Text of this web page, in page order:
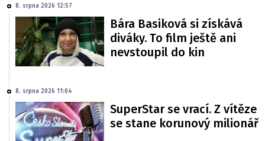
8. srpna 2026 12:57
Bára Basiková si získává
diváky. To film ještě ani
nevstoupil do kin
8. srpna 2026 11:04
SuperStar se vrací. Z vítěze
se stane korunový milionář